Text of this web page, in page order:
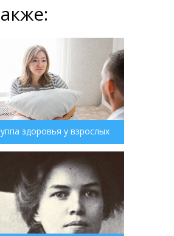
здоровья у взрослых